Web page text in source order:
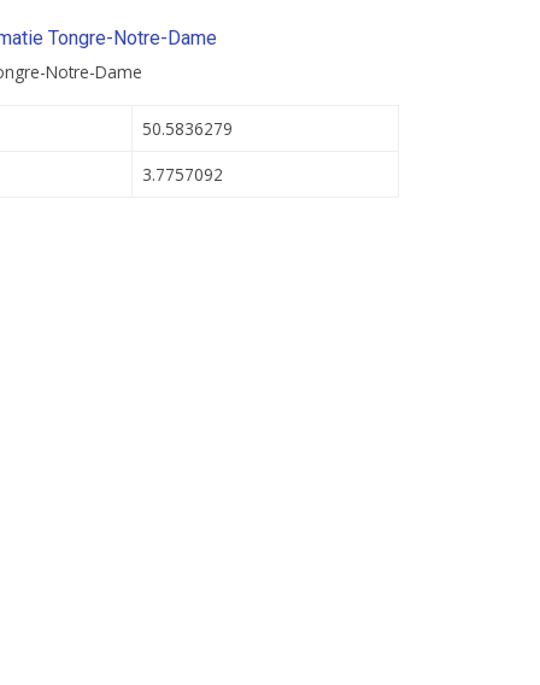
Tongre-Notre-Dame
Notre-Dame
50.5836279
3.7757092